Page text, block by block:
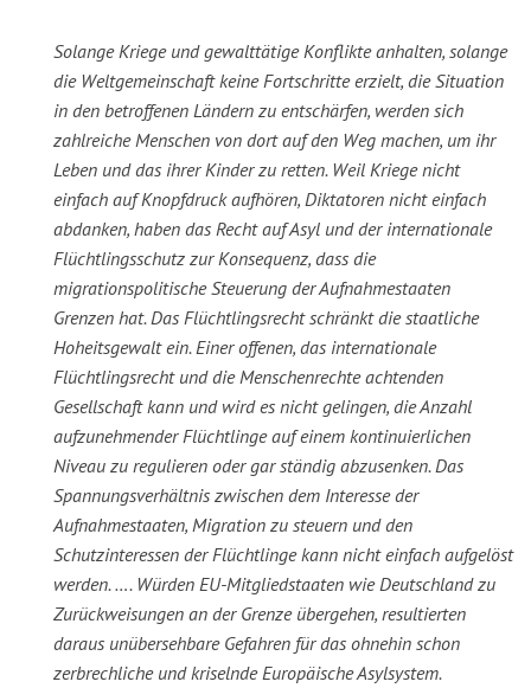
Solange Kriege und gewalttätige Konflikte anhalten, solange
die Weltgemeinschaft keine Fortschritte erzielt, die Situation
in den betroffenen Ländern zu entschärfen, werden sich
zahlreiche Menschen von dort auf den Weg machen, um ihr
Leben und das ihrer Kinder zu retten. Weil Kriege nicht
einfach auf Knopfdruck aufhören, Diktatoren nicht einfach
abdanken, haben das Recht auf Asyl und der internationale
Flüchtlingsschutz zur Konsequenz, dass die
migrationspolitische Steuerung der Aufnahmestaaten
Grenzen hat. Das Flüchtlingsrecht schränkt die staatliche
Hoheitsgewalt ein. Einer offenen, das internationale
Flüchtlingsrecht und die Menschenrechte achtenden
Gesellschaft kann und wird es nicht gelingen, die Anzahl
aufzunehmender Flüchtlinge auf einem kontinuierlichen
Niveau zu regulieren oder gar ständig abzusenken. Das
Spannungsverhältnis zwischen dem Interesse der
Aufnahmestaaten, Migration zu steuern und den
Schutzinteressen der Flüchtlinge kann nicht einfach aufgelöst
werden. …. Würden EU-Mitgliedstaaten wie Deutschland zu
Zurückweisungen an der Grenze übergehen, resultierten
daraus unübersehbare Gefahren für das ohnehin schon
zerbrechliche und kriselnde Europäische Asylsystem.